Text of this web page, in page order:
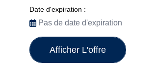
Date d'expiration :
Pas de date d'expiration
Afficher L'offre